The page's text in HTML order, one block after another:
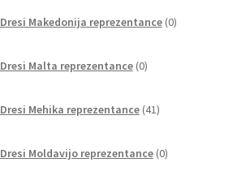
Dresi Makedonija reprezentance 0izdelkov
Dresi Malta reprezentance 0izdelkov
Dresi Mehika reprezentance 41izdelkov
Dresi Moldavijo reprezentance 0izdelkov